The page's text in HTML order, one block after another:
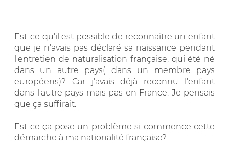
Est-ce qu'il est possible de reconnaître un enfant
que je n'avais pas déclaré sa naissance pendant
l'entretien de naturalisation française, qui été né
dans un autre pays( dans un membre pays
européens)? Car j'avais déjà reconnu l'enfant
dans l'autre pays mais pas en France. Je pensais
que ça suffirait.
Est-ce ça pose un problème si commence cette
démarche à ma nationalité française?